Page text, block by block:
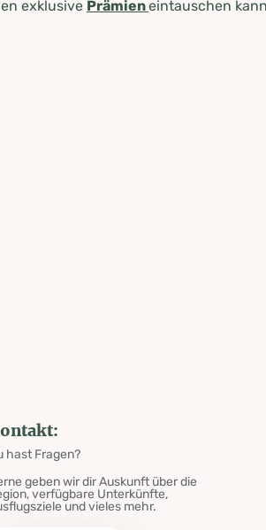
exklusive Prämieneintauschen
hast Fragen?
geben wir dir Auskunft über die
verfügbare Unterkünfte,
und vieles mehr.